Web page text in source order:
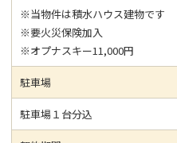
※当物件は積水ハウス建物です
※要火災保険加入
※オプナスキー11,000円
駐車場
駐車場１台分込